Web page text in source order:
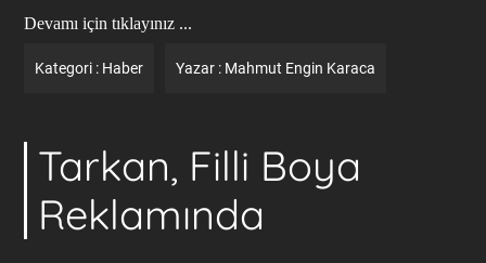
Devamı için tıklayınız ...
Kategori : Haber Yazar : Mahmut Engin Karaca
Tarkan, Filli Boya
Reklamında